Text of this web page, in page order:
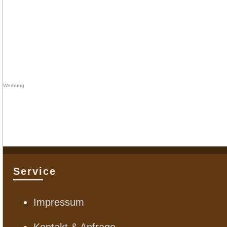
Service
Impressum